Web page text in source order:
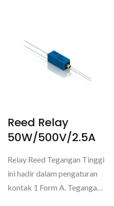
Reed Relay
50W/500V/2.5A
Relay Reed Tegangan Tinggi
ini hadir dalam pengaturan
kontak 1 Form A. Tegangan